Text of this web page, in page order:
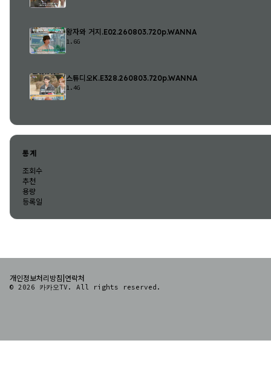
왕자와 거지.E02.260803.720p.WANNA
1.6G
스튜디오K.E328.260803.720p.WANNA
1.4G
통계
조회수
추천
용량
등록일
개인정보처리방침|연락처
© 2026 카카오TV. All rights reserved.